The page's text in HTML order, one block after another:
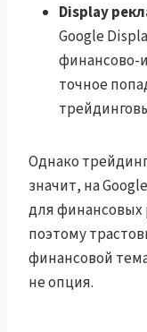
Display
Google
финансово-
точное
Однако
значит, на
для
поэтому
финансовой
не опция.